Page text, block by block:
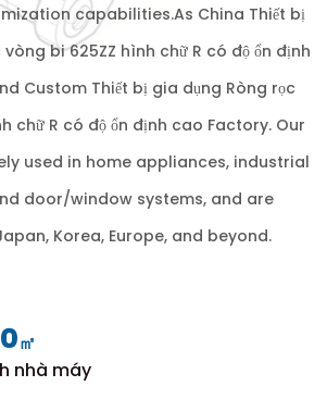
㎡
nhà máy
capabilities.As China Thiết bị
bi 625ZZ hình chữ R có độ ổn định
Custom Thiết bị gia dụng Ròng rọc
chữ R có độ ổn định cao Factory. Our
used in home appliances, industrial
door/window systems, and are
Korea, Europe, and beyond.